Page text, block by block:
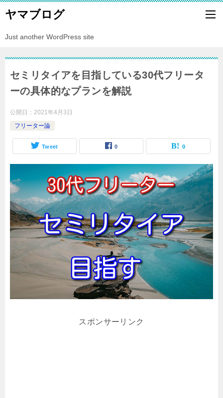
ヤマブログ
Just another WordPress site
セミリタイアを目指している30代フリータ
ーの具体的なプランを解説
公開日： 2021年4月3日
フリーター論
Tweet 0 0
スポンサーリンク